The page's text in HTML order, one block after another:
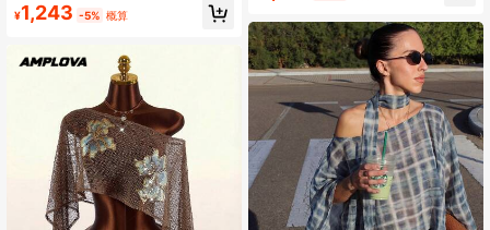
ーズ装飾 ワンショルダー トップス、
お出かけ ブランチ ナイトアウト ア
ウトフィット、秋服 オフホワイト セ
クシー
¥1,243 -5% 概算
ク、フレンチガールスタイル